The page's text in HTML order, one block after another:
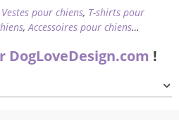
Vestes pour chiens, T-shirts pour
,Accessoires pour chiens…
DogLoveDesign.com !